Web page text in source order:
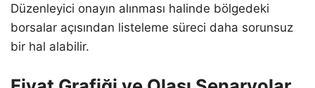
Düzenleyici onayın alınması halinde bölgedeki
borsalar açısından listeleme süreci daha sorunsuz
bir hal alabilir.